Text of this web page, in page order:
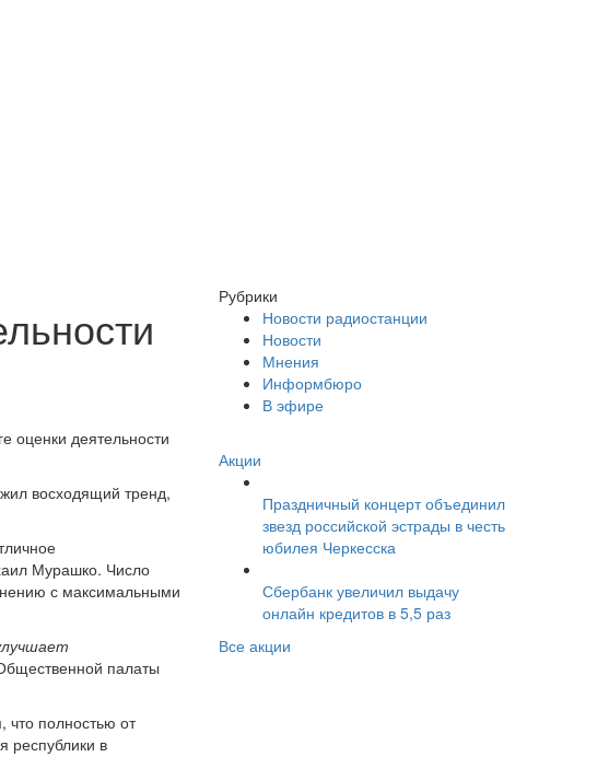
оценки деятельности
восходящий тренд,
Мурашко. Число
с максимальными
палаты
полностью от
республики в
Рубрики
Новости радиостанции
Новости
Мнения
Информбюро
В эфире
Акции
Праздничный концерт объединил
звезд российской эстрады в честь
юбилея Черкесска
Сбербанк увеличил выдачу
онлайн кредитов в 5,5 раз
Все акции